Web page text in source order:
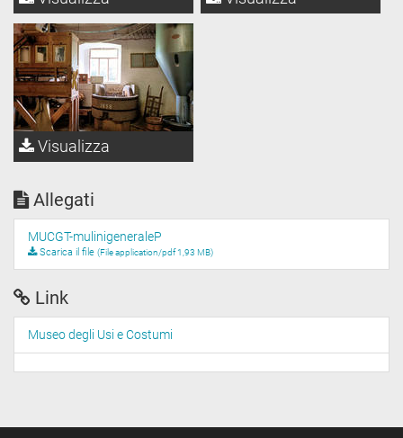
Visualizza
Allegati
MUCGT-mulinigeneraleP
Scarica il file (File application/pdf 1,93 MB)
Link
Museo degli Usi e Costumi